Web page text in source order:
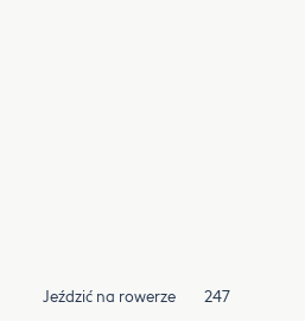
Jeździć na rowerze
247